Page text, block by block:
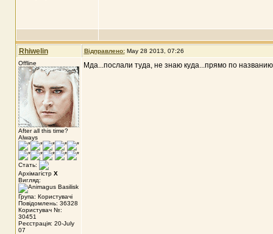
Rhiwelin Відправлено: May 28 2013, 07:26
Offline
After all this time?
Always
Стать:
Архімагістр X
Вигляд:
Група: Користувачі
Повідомлень: 36328
Користувач №:
30451
Реєстрація: 20-July
07
Мда...послали туда, не знаю куда...прямо по